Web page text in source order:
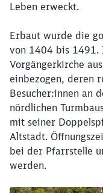
Leben erweckt.
Erbaut wurde die
von 1404 bis 1491.
Vorgängerkirche
einbezogen, deren
Besucher:innen an
nördlichen
mit seiner
Altstadt.
bei der Pfarrstelle
werden.